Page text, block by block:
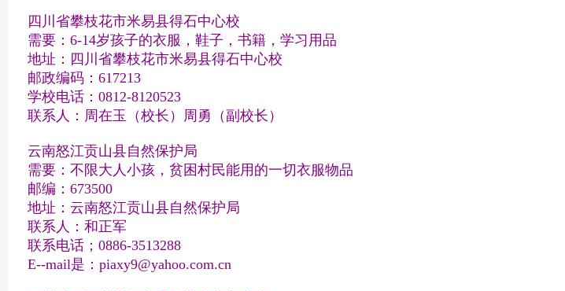
四川省攀枝花市米易县得石中心校
需要：6-14岁孩子的衣服，鞋子，书籍，学习用品
地址：四川省攀枝花市米易县得石中心校
邮政编码：617213
学校电话：0812-8120523
联系人：周在玉（校长）周勇（副校长）
云南怒江贡山县自然保护局
需要：不限大人小孩，贫困村民能用的一切衣服物品
邮编：673500
地址：云南怒江贡山县自然保护局
联系人：和正军
联系电话；0886-3513288
E--mail是：piaxy9@yahoo.com.cn